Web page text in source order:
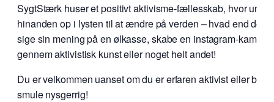
SygtStærk huser et positivt aktivisme-fællesskab, hvor unge
hinanden op i lysten til at ændre på verden – hvad end det
sige sin mening på en ølkasse, skabe en instagram-
gennem aktivistisk kunst eller noget helt andet!
Du er velkommen uanset om du er erfaren aktivist eller
smule nysgerrig!